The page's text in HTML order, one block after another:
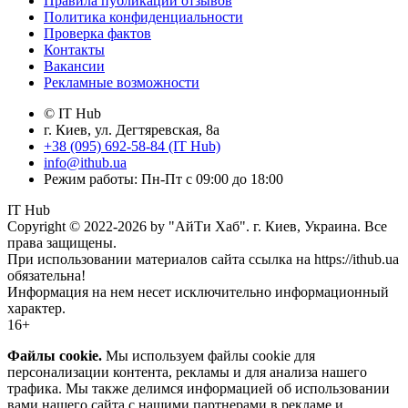
Политика конфиденциальности
Проверка фактов
Контакты
Вакансии
Рекламные возможности
© IT Hub
г. Киев, ул. Дегтяревская, 8а
+38 (095) 692-58-84 (IT Hub)
info@ithub.ua
Режим работы: Пн-Пт с 09:00 до 18:00
IT Hub
Copyright © 2022-2026 by "АйТи Хаб". г. Киев, Украина. Все
права защищены.
При использовании материалов сайта ссылка на https://ithub.ua
обязательна!
Информация на нем несет исключительно информационный
характер.
16+
Файлы cookie. Мы используем файлы cookie для
персонализации контента, рекламы и для анализа нашего
трафика. Мы также делимся информацией об использовании